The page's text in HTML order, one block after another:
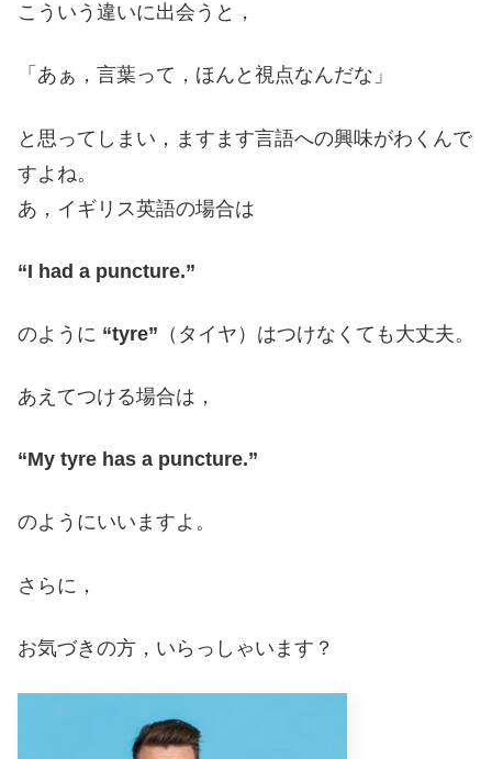
こういう違いに出会うと，
「あぁ，言葉って，ほんと視点なんだな」
と思ってしまい，ますます言語への興味がわくんで
すよね。
あ，イギリス英語の場合は
“I had a puncture.”
のように “tyre” （タイヤ）はつけなくても大丈夫。
あえてつける場合は，
“My tyre has a puncture.”
のようにいいますよ。
さらに，
お気づきの方，いらっしゃいます？